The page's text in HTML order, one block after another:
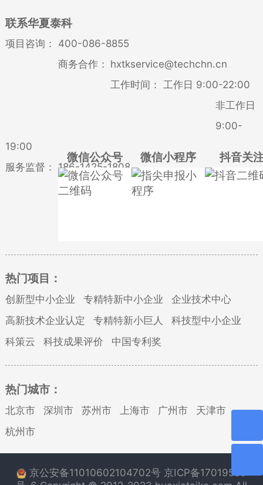
联系华夏泰科
项目咨询：
400-086-8855
商务合作： hxtkservice@techchn.cn
工作时间： 工作日 9:00-22:00
非工作日
9:00-
19:00
服务监督： 186-1425-1808
微信公众号 微信小程序 抖音关
热门项目：
创新型中小企业 专精特新中小企业
企业技术中心
高新技术企业认定
专精特新小巨人
科技型中小企业
科策云
科技成果评价 中国专利奖
热门城市：
北京市 深圳市 苏州市 上海市 广州市
天津市
杭州市
京公安备11010602104702号 京ICP备17019550